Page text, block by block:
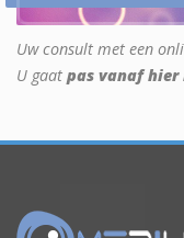
Uw consult met een
U gaat pas vanaf